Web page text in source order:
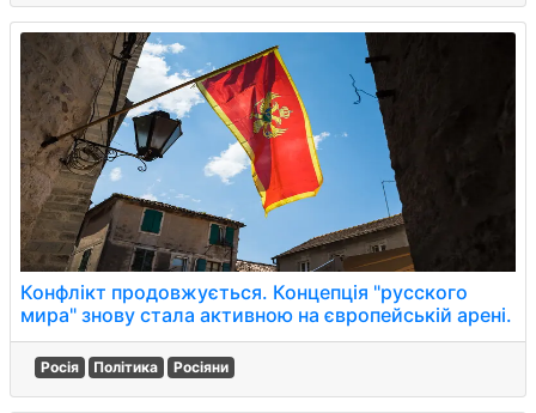
Конфлікт продовжується. Концепція "русского
мира" знову стала активною на європейській арені.
Росія Політика Росіяни